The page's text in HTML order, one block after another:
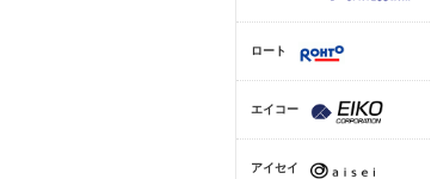
ロート
エイコー
アイセイ